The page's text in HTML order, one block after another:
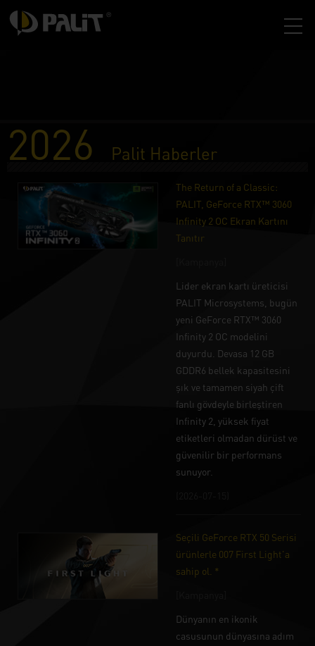
2026 Palit Haberler
The Return of a Classic:
PALIT, GeForce RTX™ 3060
Infinity 2 OC Ekran Kartını
Tanıtır
Lider ekran kartı üreticisi
PALIT Microsystems, bugün
yeni GeForce RTX™ 3060
Infinity 2 OC modelini
duyurdu. Devasa 12 GB
GDDR6 bellek kapasitesini
şık ve tamamen siyah çift
fanlı gövdeyle birleştiren
Infinity 2, yüksek fiyat
etiketleri olmadan dürüst ve
güvenilir bir performans
sunuyor.
Seçili GeForce RTX 50 Serisi
ürünlerle 007 First Light'a
sahip ol. *
Dünyanın en ikonik
casusunun dünyasına adım